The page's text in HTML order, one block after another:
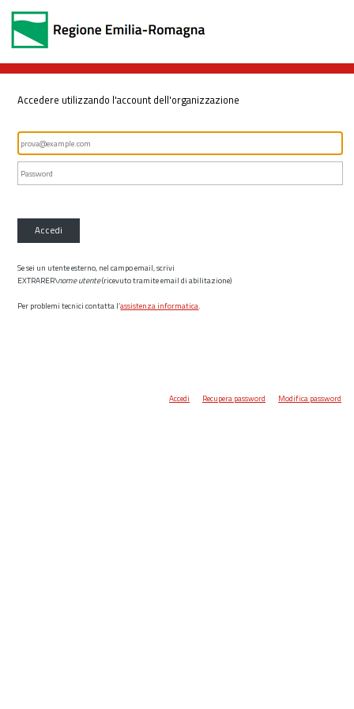
Accedere utilizzando l'account dell'organizzazione
Accedi
Se sei un utente esterno, nel campo email, scrivi
EXTRARER\nome utente(ricevuto tramite email di abilitazione)
Per problemi tecnici contatta l’assistenza informatica.
Accedi Recupera password Modifica password